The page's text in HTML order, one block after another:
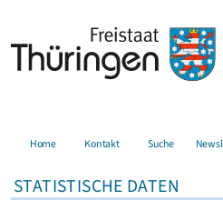
Home Kontakt Suche
STATISTISCHE DATEN